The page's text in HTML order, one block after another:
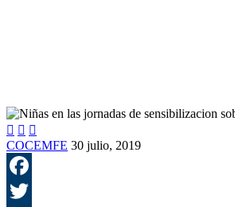
  
COCEMFE 30 julio, 2019